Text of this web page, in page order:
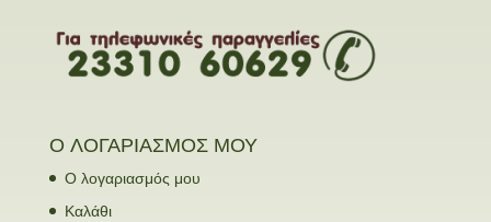
Ο ΛΟΓΑΡΙΑΣΜΟΣ ΜΟΥ
Ο λογαριασμός μου
Καλάθι